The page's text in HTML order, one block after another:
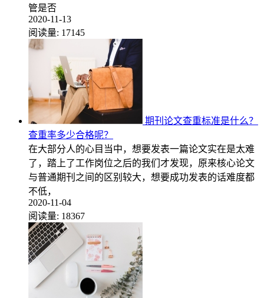
管是否
2020-11-13
阅读量: 17145
期刊论文查重标准是什么？
查重率多少合格呢？
在大部分人的心目当中，想要发表一篇论文实在是太难
了，踏上了工作岗位之后的我们才发现，原来核心论文
与普通期刊之间的区别较大，想要成功发表的话难度都
不低，
2020-11-04
阅读量: 18367